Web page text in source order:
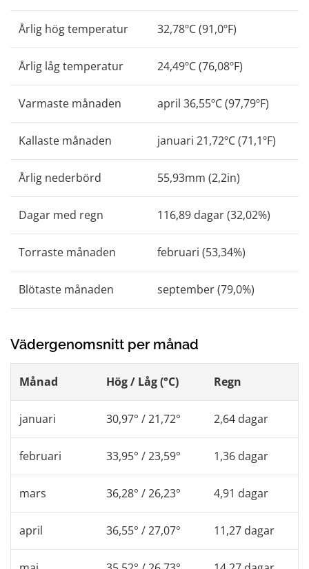
Årlig hög temperatur 32,78ºC (91,0ºF)
Årlig låg temperatur 24,49ºC (76,08ºF)
Varmaste månaden april 36,55ºC (97,79ºF)
Kallaste månaden januari 21,72ºC (71,1ºF)
Årlig nederbörd 55,93mm (2,2in)
Dagar med regn 116,89 dagar (32,02%)
Torraste månaden februari (53,34%)
Blötaste månaden september (79,0%)
Vädergenomsnitt per månad
Månad Hög / Låg (°C) Regn
januari 30,97° / 21,72° 2,64 dagar
februari 33,95° / 23,59° 1,36 dagar
mars 36,28° / 26,23° 4,91 dagar
april 36,55° / 27,07° 11,27 dagar